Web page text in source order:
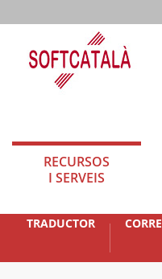
RECURSOS
I SERVEIS
TRADUCTOR